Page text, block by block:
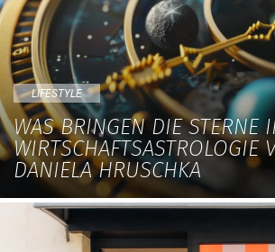
LIFESTYLE
WAS BRINGEN DIE STERNE
WIRTSCHAFTSASTROLOGIE
DANIELA HRUSCHKA